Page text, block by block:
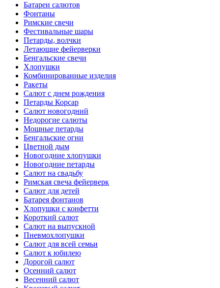
Батареи салютов
Фонтаны
Римские свечи
Фестивальные шары
Петарды, волчки
Летающие фейерверки
Бенгальские свечи
Хлопушки
Комбинированные изделия
Ракеты
Салют с днем рождения
Петарды Корсар
Салют новогодний
Недорогие салюты
Мощные петарды
Бенгальские огни
Цветной дым
Новогодние хлопушки
Новогодние петарды
Салют на свадьбу
Римская свеча фейерверк
Салют для детей
Батарея фонтанов
Хлопушки с конфетти
Короткий салют
Салют на выпускной
Пневмохлопушки
Салют для всей семьи
Салют к юбилею
Дорогой салют
Осенний салют
Весенний салют